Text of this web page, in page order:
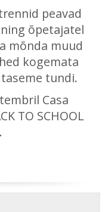
peavad
õpetajatel
mõnda muud
kogemata
tundi.
Casa
TO SCHOOL